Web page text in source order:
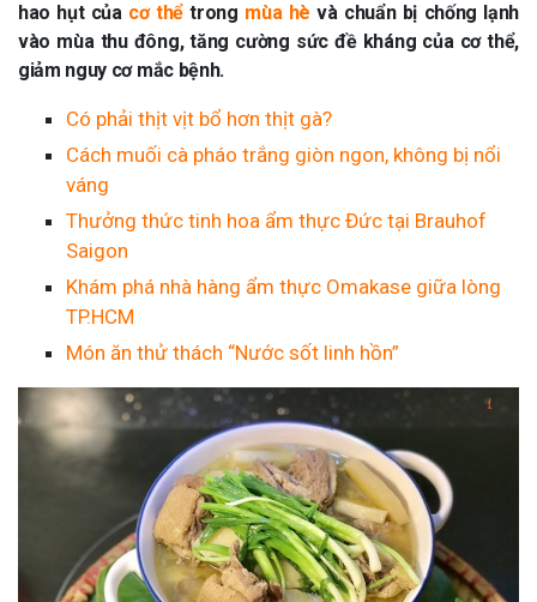
hao hụt của cơ thể trong mùa hè và chuẩn bị chống lạnh
vào mùa thu đông, tăng cường sức đề kháng của cơ thể,
giảm nguy cơ mắc bệnh.
Có phải thịt vịt bổ hơn thịt gà?
Cách muối cà pháo trắng giòn ngon, không bị nổi
váng
Thưởng thức tinh hoa ẩm thực Đức tại Brauhof
Saigon
Khám phá nhà hàng ẩm thực Omakase giữa lòng
TP.HCM
Món ăn thử thách “Nước sốt linh hồn”